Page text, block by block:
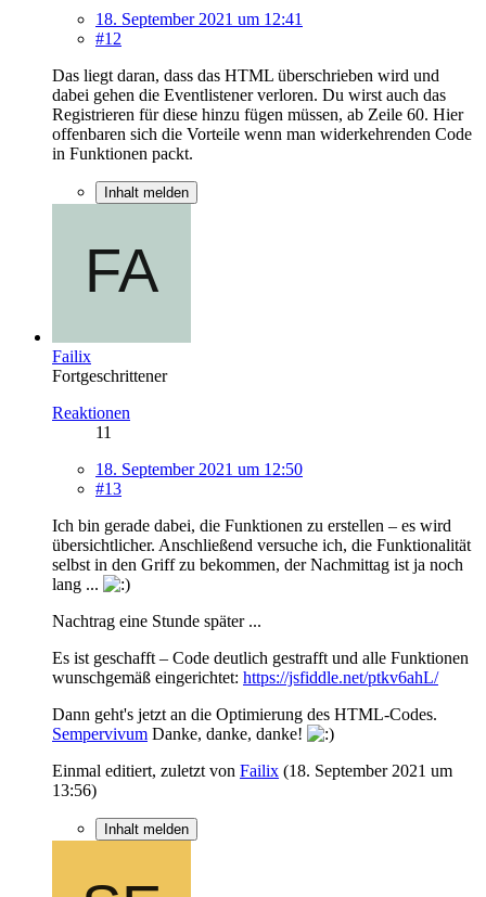
18. September 2021 um 12:41
#12
Das liegt daran, dass das HTML überschrieben wird und
dabei gehen die Eventlistener verloren. Du wirst auch das
Registrieren für diese hinzu fügen müssen, ab Zeile 60. Hier
offenbaren sich die Vorteile wenn man widerkehrenden Code
in Funktionen packt.
Inhalt melden
Failix
Fortgeschrittener
Reaktionen
11
18. September 2021 um 12:50
#13
Ich bin gerade dabei, die Funktionen zu erstellen – es wird
übersichtlicher. Anschließend versuche ich, die Funktionalität
selbst in den Griff zu bekommen, der Nachmittag ist ja noch
lang ...
Nachtrag eine Stunde später ...
Es ist geschafft – Code deutlich gestrafft und alle Funktionen
wunschgemäß eingerichtet: https://jsfiddle.net/ptkv6ahL/
Dann geht's jetzt an die Optimierung des HTML-Codes.
Sempervivum Danke, danke, danke!
Einmal editiert, zuletzt von Failix (18. September 2021 um
13:56)
Inhalt melden